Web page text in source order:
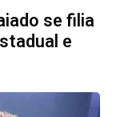
se filia
e